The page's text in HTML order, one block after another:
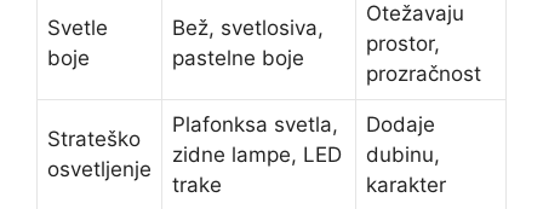
Svetle
boje
Bež, svetlosiva,
pastelne boje
Otežavaju
prostor,
prozračnost
Strateško
osvetljenje
Plafonksa svetla,
zidne lampe, LED
trake
Dodaje
dubinu,
karakter